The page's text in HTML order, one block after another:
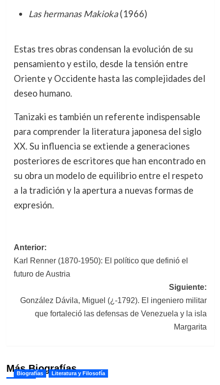
Las hermanas Makioka(1966)
Estas tres obras condensan la evolución de su
pensamiento y estilo, desde la tensión entre
Oriente y Occidente hasta las complejidades del
deseo humano.
Tanizaki es también un referente indispensable
para comprender la literatura japonesa del siglo
XX. Su influencia se extiende a generaciones
posteriores de escritores que han encontrado en
su obra un modelo de equilibrio entre el respeto
a la tradición y la apertura a nuevas formas de
expresión.
Navegación
de
Anterior:
Karl Renner (1870-1950): El político que definió el
futuro de Austria
Siguiente:
González Dávila, Miguel (¿-1792). El ingeniero militar
que fortaleció las defensas de Venezuela y la isla
Margarita
Más Biografías
Biografías Literatura y Filosofía